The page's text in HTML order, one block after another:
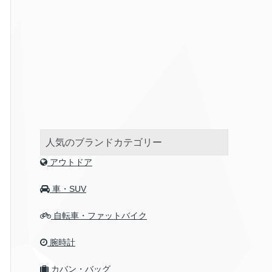
人気のブランドカテゴリー
アウトドア
車・SUV
自転車・ファットバイク
腕時計
カバン・バッグ